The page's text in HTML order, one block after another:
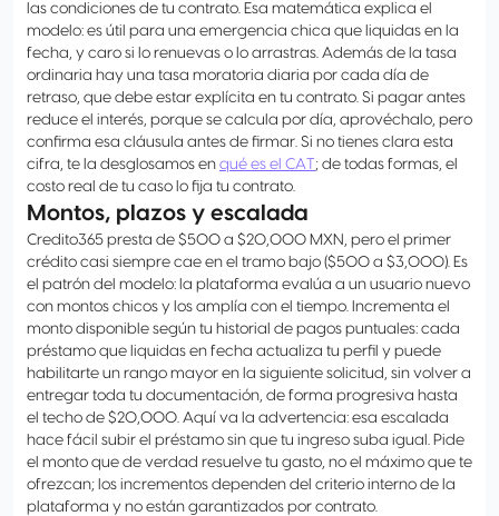
las condiciones de tu contrato. Esa matemática explica el
modelo: es útil para una emergencia chica que liquidas en la
fecha, y caro si lo renuevas o lo arrastras. Además de la tasa
ordinaria hay una tasa moratoria diaria por cada día de
retraso, que debe estar explícita en tu contrato. Si pagar antes
reduce el interés, porque se calcula por día, aprovéchalo, pero
confirma esa cláusula antes de firmar. Si no tienes clara esta
cifra, te la desglosamos en qué es el CAT ; de todas formas, el
costo real de tu caso lo fija tu contrato.
Montos, plazos y escalada
Credito365 presta de $500 a $20,000 MXN, pero el primer
crédito casi siempre cae en el tramo bajo ($500 a $3,000). Es
el patrón del modelo: la plataforma evalúa a un usuario nuevo
con montos chicos y los amplía con el tiempo. Incrementa el
monto disponible según tu historial de pagos puntuales: cada
préstamo que liquidas en fecha actualiza tu perfil y puede
habilitarte un rango mayor en la siguiente solicitud, sin volver a
entregar toda tu documentación, de forma progresiva hasta
el techo de $20,000. Aquí va la advertencia: esa escalada
hace fácil subir el préstamo sin que tu ingreso suba igual. Pide
el monto que de verdad resuelve tu gasto, no el máximo que te
ofrezcan; los incrementos dependen del criterio interno de la
plataforma y no están garantizados por contrato.